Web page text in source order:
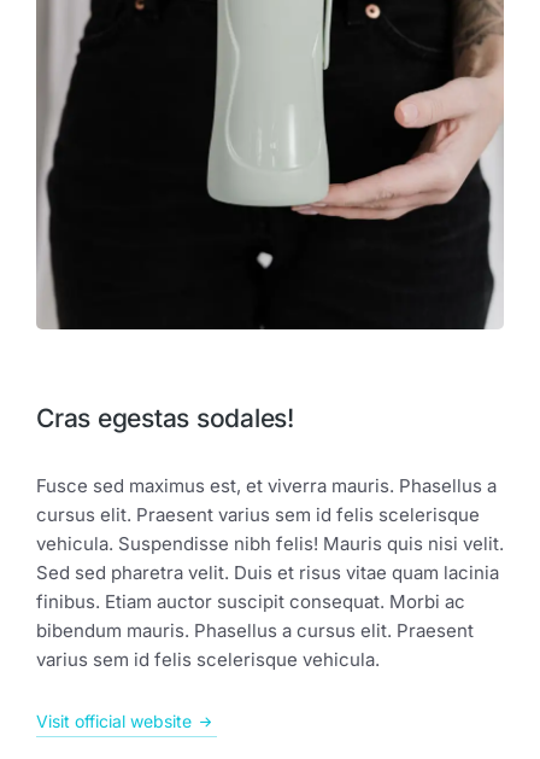
Cras egestas sodales!
Fusce sed maximus est, et viverra mauris. Phasellus a
cursus elit. Praesent varius sem id felis scelerisque
vehicula. Suspendisse nibh felis! Mauris quis nisi velit.
Sed sed pharetra velit. Duis et risus vitae quam lacinia
finibus. Etiam auctor suscipit consequat. Morbi ac
bibendum mauris. Phasellus a cursus elit. Praesent
varius sem id felis scelerisque vehicula.
Visit official website